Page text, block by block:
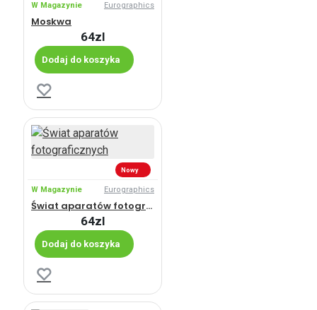
W Magazynie Eurographics
Moskwa
64zl
Dodaj do koszyka
Nowy
W Magazynie Eurographics
Świat aparatów fotograficznych
64zl
Dodaj do koszyka